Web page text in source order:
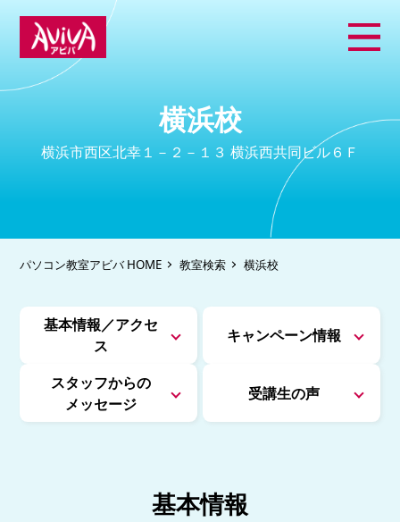
横浜校
横浜市西区北幸１－２－１３ 横浜西共同ビル６Ｆ
パソコン教室アビバ HOME 教室検索 横浜校
基本情報／アクセ
ス
キャンペーン情報
スタッフからの
メッセージ
受講生の声
基本情報